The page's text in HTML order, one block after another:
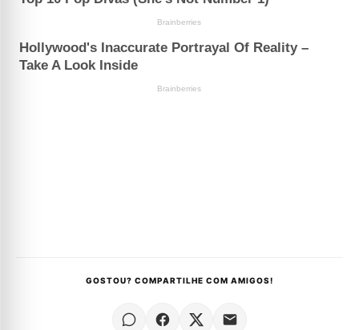
GOSTOU? COMPARTILHE COM AMIGOS!